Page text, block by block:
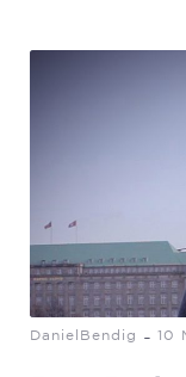
DanielBendig - 10